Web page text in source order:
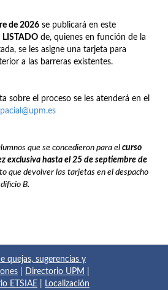
de 2026 se publicará en este
LISTADO de, quienes en función de la
se les asigne una tarjeta para
a las barreras existentes.
sobre el proceso se les atenderá en el
que se concedieron para el curso
exclusiva hasta el 25 de septiembre de
que devolver las tarjetas en el despacho
B.
quejas, sugerencias y
Directorio UPM
ETSIAE
Localización